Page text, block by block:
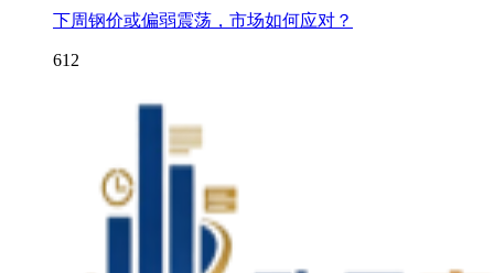
下周钢价或偏弱震荡，市场如何应对？
612